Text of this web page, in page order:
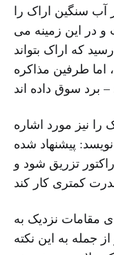
آب‌ سنگین اراک را
و در این زمینه می
که اراک بتواند
طرفین مذاکره
را نیز مورد اشاره
پیشنهاد شده
تزریق شود و
مقامات نزدیک به
جمله به این نکته